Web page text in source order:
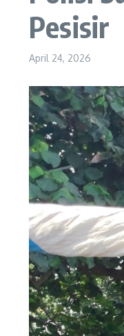
Pesisir
April 24, 2026